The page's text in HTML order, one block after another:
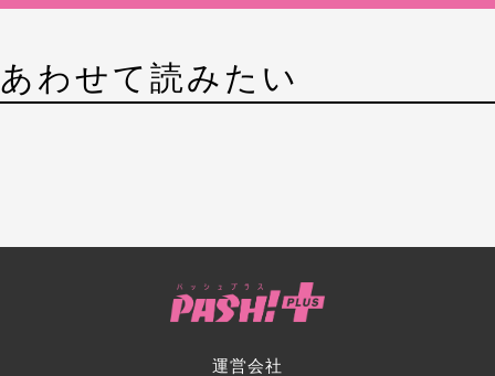
あわせて読みたい
運営会社